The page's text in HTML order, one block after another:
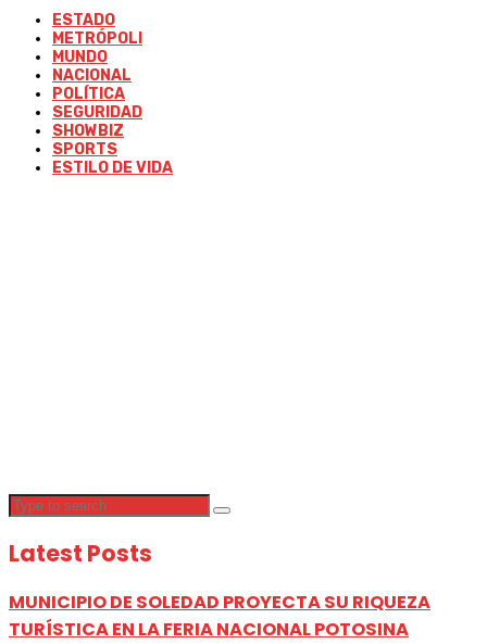
ESTADO
METRÓPOLI
MUNDO
NACIONAL
POLÍTICA
SEGURIDAD
SHOWBIZ
SPORTS
ESTILO DE VIDA
Latest Posts
MUNICIPIO DE SOLEDAD PROYECTA SU RIQUEZA
TURÍSTICA EN LA FERIA NACIONAL POTOSINA